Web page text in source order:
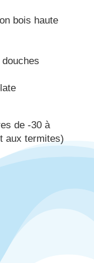
bois haute
de -30 à
aux termites)